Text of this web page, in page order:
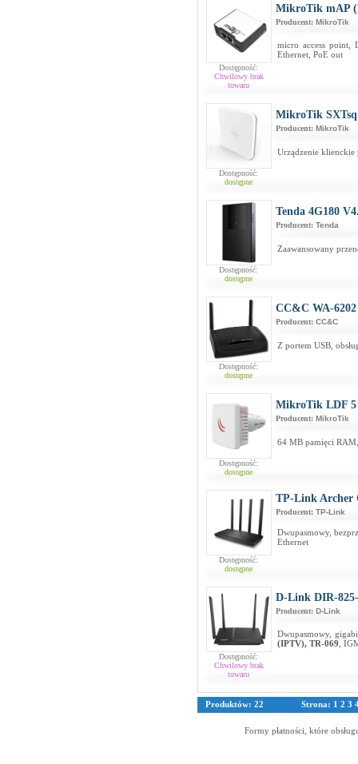
Dostępność:
Chwilowy brak
towaru
MikroTik mAP
Producent: MikroTik
micro access
Ethernet, PoE out
Dostępność:
dostępne
MikroTik
Producent: MikroTik
Urządzenie
Dostępność:
dostępne
Tenda 4G180
Producent: Tenda
Zaawansowany
Dostępność:
dostępne
CC&C WA-6202
Producent: CC&C
Z portem USB,
Dostępność:
dostępne
MikroTik LDF 5
Producent: MikroTik
64 MB pamięci
Dostępność:
dostępne
TP-Link Archer
Producent: TP-Link
Dwupasmowy,
Ethernet
Dostępność:
Chwilowy brak
towaru
D-Link DIR-
Producent: D-Link
Dwupasmowy,
(IPTV), TR-069 ,
Produktów: 22 Strona: 1 2 3
Formy płatności, które